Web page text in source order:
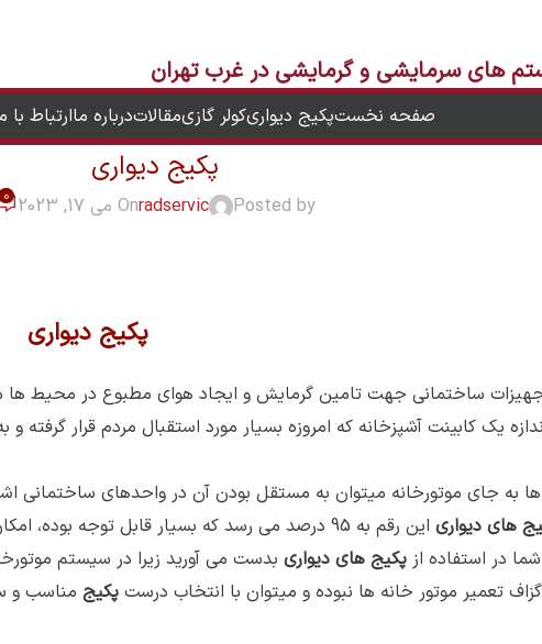
های سرمایشی و گرمایشی در غرب تهران
صفحه نخستپکیج دیواریکولر گازیمقالاتدرباره ماارتباط با
پکیج دیواری
Posted by
radservicOn می 17, 2023 0
پکیج دیواری
تجهیزات ساختمانی جهت تامین گرمایش و ایجاد هوای مطبوع در محیط
یک کابینت آشپزخانه که امروزه بسیار مورد استقبال مردم قرار گرفته و
ها به جای موتورخانه میتوان به مستقل بودن آن در واحدهای ساختمانی
های دیواری
این رقم به 95 درصد می رسد که بسیار قابل توجه
در استفاده از پکیج های دیواری بدست می آورید زیرا در سیستم
تعمیر موتور خانه ها نبوده و میتوان با انتخاب درست پکیج مناسب و